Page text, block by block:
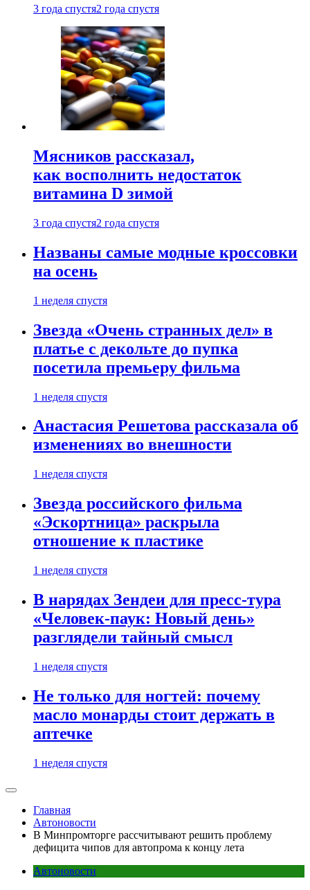
3 года спустя2 года спустя
Мясников рассказал,
как восполнить недостаток
витамина D зимой
3 года спустя2 года спустя
Названы самые модные кроссовки
на осень
1 неделя спустя
Звезда «Очень странных дел» в
платье с декольте до пупка
посетила премьеру фильма
1 неделя спустя
Анастасия Решетова рассказала об
изменениях во внешности
1 неделя спустя
Звезда российского фильма
«Эскортница» раскрыла
отношение к пластике
1 неделя спустя
В нарядах Зендеи для пресс-тура
«Человек-паук: Новый день»
разглядели тайный смысл
1 неделя спустя
Не только для ногтей: почему
масло монарды стоит держать в
аптечке
1 неделя спустя
Главная
Автоновости
В Минпромторге рассчитывают решить проблему
дефицита чипов для автопрома к концу лета
Автоновости